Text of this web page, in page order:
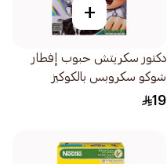
+
دكتور سكريتش حبوب إفطار
شوكو سكروبس بالكوكيز
والكريمة 375جرام
19